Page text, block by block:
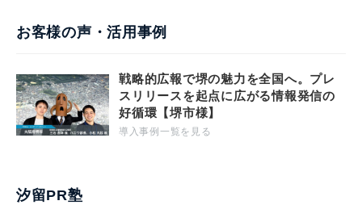
お客様の声・活用事例
戦略的広報で堺の魅力を全国へ。プレ
スリリースを起点に広がる情報発信の
好循環【堺市様】
導入事例一覧を見る
汐留PR塾